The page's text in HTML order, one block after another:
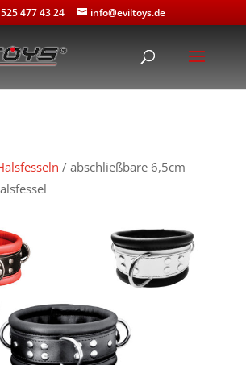
477 43 24 info@eviltoys.de
/ abschließbare 6,5cm